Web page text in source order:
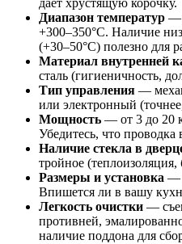
дает хрустящую корочку.
Диапазон температур —
+300–350°C. Наличие
(+30–50°C) полезно для
Материал внутренней
сталь (гигиеничность,
Тип управления —
или электронный
Мощность — от 3 до 20
Убедитесь, что проводка
Наличие стекла в
тройное (теплоизоляция,
Размеры и установка —
Впишется ли в вашу
Легкость очистки —
противней,
наличие поддона для